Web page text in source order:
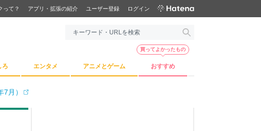
って？ アプリ・拡張の紹介 ユーザー登録 ログイン
ろ エンタメ アニメとゲーム おすすめ
買ってよかったもの
月）